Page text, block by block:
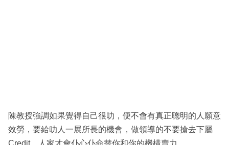
陳教授強調如果覺得自己很叻，便不會有真正聰明的人願意
效勞，要給叻人一展所長的機會，做領導的不要搶去下屬